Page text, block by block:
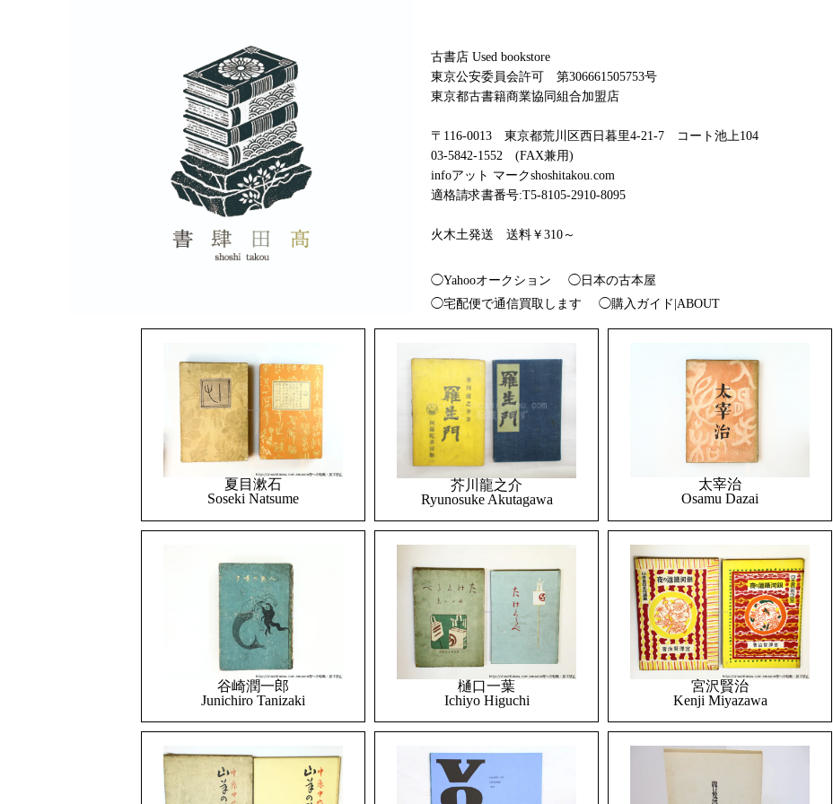
古書店 Used bookstore
東京公安委員会許可 第306661505753号
東京都古書籍商業協同組合加盟店
〒116-0013 東京都荒川区西日暮里4-21-7 コート池上104
03-5842-1552 (FAX兼用)
infoアット マークshoshitakou.com
適格請求書番号:T5-8105-2910-8095
火木土発送 送料￥310～
◯Yahooオークション
◯日本の古本屋
◯宅配便で通信買取します
◯購入ガイド|ABOUT
夏目漱石
Soseki Natsume
芥川龍之介
Ryunosuke Akutagawa
太宰治
Osamu Dazai
谷崎潤一郎
Junichiro Tanizaki
樋口一葉
Ichiyo Higuchi
宮沢賢治
Kenji Miyazawa